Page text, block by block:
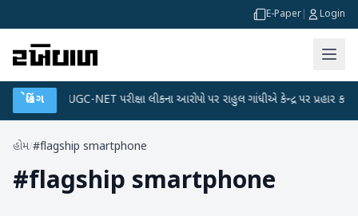
E-Paper Login
બ્રેકિંગ
● UGC-NET પરીક્ષા લીકના આરોપો પર રાહુલ ગાંધીએ કેન્દ્ર પર પ્રહાર કર્યા
હોમ/#flagship smartphone
#flagship smartphone